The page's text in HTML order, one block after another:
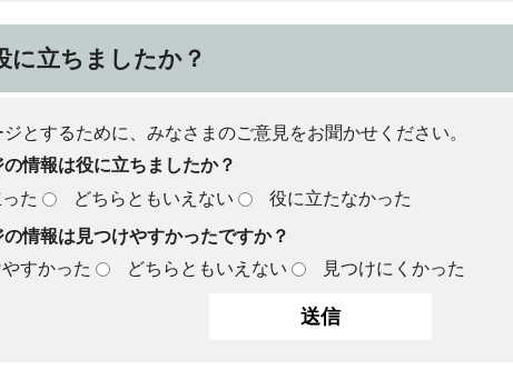
に立ちましたか？
とするために、みなさまのご意見をお聞かせください。
情報は役に立ちましたか？
た どちらともいえない
役に立たなかった
情報は見つけやすかったですか？
すかった どちらともいえない 見つけにくかった